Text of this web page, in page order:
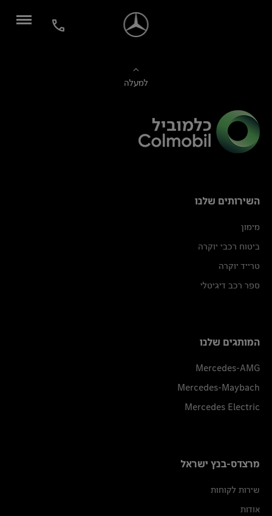
למעלה
השירותים שלנו
מימון
ביטוח רכבי יוקרה
טרייד יוקרה
ספר רכב דיגיטלי
המותגים שלנו
Mercedes-AMG
Mercedes-Maybach
Mercedes Electric
מרצדס-בנץ ישראל
שירות לקוחות
אודות